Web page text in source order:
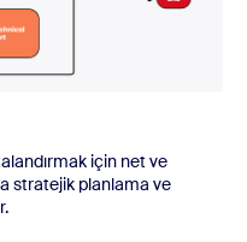
için net ve
stratejik planlama ve